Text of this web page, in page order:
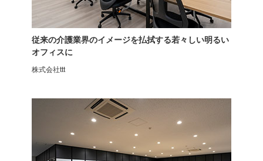
平行スタッキングチェア
従来の介護業界のイメージを払拭する若々しい明るい
オフィスに
株式会社ttt